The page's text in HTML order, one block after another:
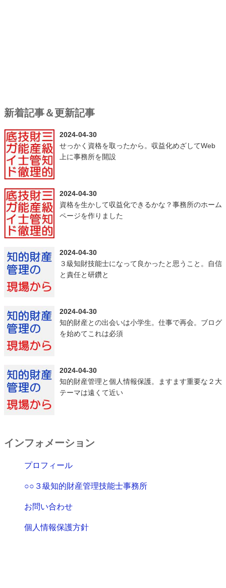
新着記事＆更新記事
2024-04-30
せっかく資格を取ったから。収益化めざしてWeb
上に事務所を開設
2024-04-30
資格を生かして収益化できるかな？事務所のホーム
ページを作りました
2024-04-30
３級知財技能士になって良かったと思うこと。自信
と責任と研鑽と
2024-04-30
知的財産との出会いは小学生。仕事で再会。ブログ
を始めてこれは必須
2024-04-30
知的財産管理と個人情報保護。ますます重要な２大
テーマは遠くて近い
インフォメーション
プロフィール
○○３級知的財産管理技能士事務所
お問い合わせ
個人情報保護方針